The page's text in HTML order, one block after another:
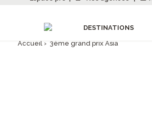
DESTINATIONS
Accueil › 3ème grand prix Asia